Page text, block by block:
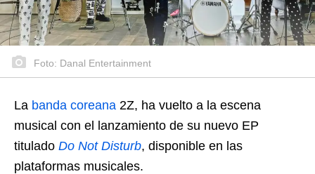
Foto: Danal Entertainment
La banda coreana 2Z, ha vuelto a la escena
musical con el lanzamiento de su nuevo EP
titulado Do Not Disturb, disponible en las
plataformas musicales.